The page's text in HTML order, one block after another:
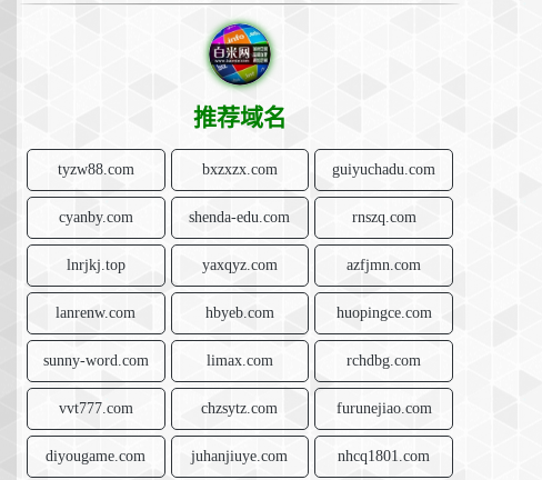
推荐域名
tyzw88.com bxzxzx.com guiyuchadu.com
cyanby.com shenda-edu.com rnszq.com
lnrjkj.top yaxqyz.com azfjmn.com
lanrenw.com hbyeb.com huopingce.com
sunny-word.com limax.com rchdbg.com
vvt777.com chzsytz.com furunejiao.com
diyougame.com juhanjiuye.com nhcq1801.com